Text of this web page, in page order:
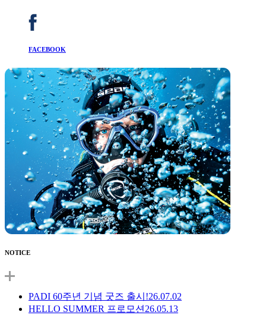
FACEBOOK
NOTICE
PADI 60주년 기념 굿즈 출시!26.07.02
HELLO SUMMER 프로모션 26.05.13